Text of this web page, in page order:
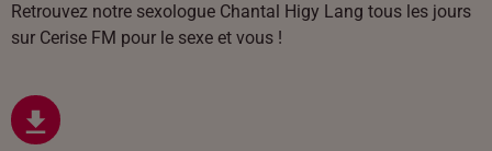
Retrouvez notre sexologue Chantal Higy Lang tous les jours
sur Cerise FM pour le sexe et vous !